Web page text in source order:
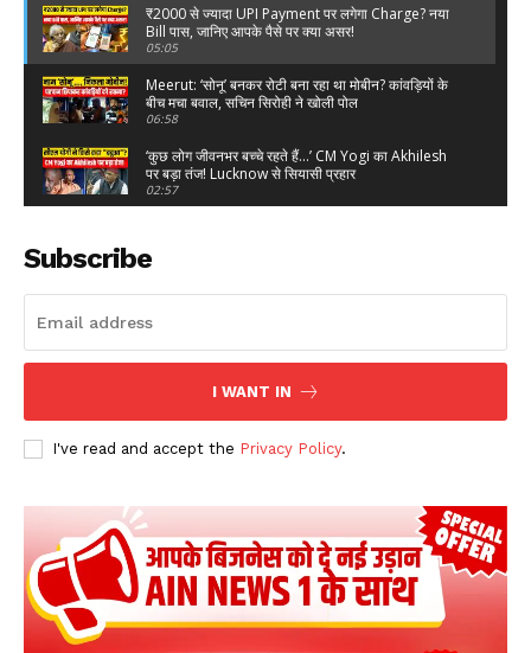
₹2000 से ज्यादा UPI Payment पर लगेगा Charge? नया
Bill पास, जानिए आपके पैसे पर क्या असर!
05:05
Meerut: ‘सोनू’ बनकर रोटी बना रहा था मोबीन? कांवड़ियों के
बीच मचा बवाल, सचिन सिरोही ने खोली पोल
06:58
‘कुछ लोग जीवनभर बच्चे रहते हैं…’ CM Yogi का Akhilesh
पर बड़ा तंज! Lucknow से सियासी प्रहार
02:57
01:21
Kanwar Yatra पर Maulana Sajid Rashidi का
विवादित बयान! पूछा- ‘ऐसे लोगों को भक्त कहेंगे?’
02:14
Jharkhand Student Protest: JPSC-JSSC भर्ती विवाद पर
विधानसभा मार्च, Hemant सरकार को अल्टीमेटम?
Sansad में भारी हंगामा! Amit Shah पर विपक्ष का हमला,
Kharge-Rijiju में तीखी जुबानी जंग
छत्रपति संभाजीनगर में Abhijeet Dipke के घर के बाहर, 2
युवकों ने त्याग दिया अन्न और जल !
01:54
पंजाब: अग्निवीर भर्ती के नाम पर ठगी करने वाले गिरोह का
भंडाफोड़, दो आरोपी गिरफ्तार
Subscribe
I WANT IN
I've read and accept the Privacy Policy.